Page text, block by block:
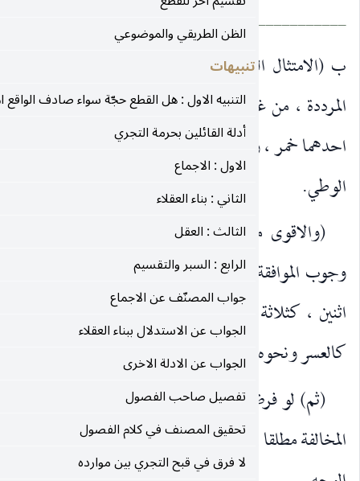
الظن الطريقي والموضوعي
تنبيهات
التنبيه الاول : هل القطع حجّة سواء صادف الواقع ام لا؟
أدلة القائلين بحرمة التجري
الثاني : بناء العقلاء
الثالث : العقل
الرابع : السبر والتقسيم
جواب المصنّف عن الاجماع
الجواب عن الاستدلال ببناء العقلاء
الجواب عن الادلة الاخرى
تفصيل صاحب الفصول
تحقيق المصنف في كلام الفصول
لا فرق في قبح التجري بين موارده
لخطاب مجمل) في الواجبات المرددة ، او المحرمات
فرق بين القولين في وحدة الصنف : كصلاتين واناءين
الصنف : كصلاة ودعاء ، ومشتبه خمر ووطي محرمة
هذه الوجوه) الاربعة (هو الوجه الثاني) الذي اطلق
، بفعلهما او تركهما ، بل وكذا اذا كانا اكثر من
، او اربعة ، او اكثر ، بشرط عدم وجود مانع خارجي
عدم الدليل على الوجه الثاني ، ف (الاول) وهو : جواز
لا يخفى ان التفصيل بالموافقة الاحتمالية اقوى من هذا